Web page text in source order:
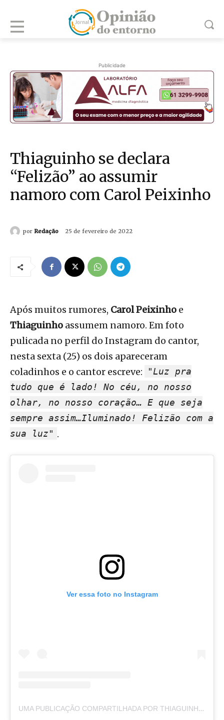
Publicidade
Thiaguinho se declara
“Felizão” ao assumir
namoro com Carol Peixinho
por Redação 25 de fevereiro de 2022
Após muitos rumores, Carol Peixinho e
Thiaguinho assumem namoro. Em foto
pulicada no perfil do Instagram do cantor,
nesta sexta (25) os dois apareceram
coladinhos e o cantor escreve:
"Luz pra
tudo que é lado! No céu, no nosso
olhar, no nosso coração… E que seja
sempre assim…Iluminado! Felizão com a
sua luz" .
Ver essa foto no Instagram
UMA PUBLICAÇÃO COMPARTILHADA POR THIAGUINHO (@THBARBOSA)